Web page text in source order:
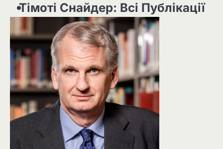
Тімоті Снайдер: Всі Публікації